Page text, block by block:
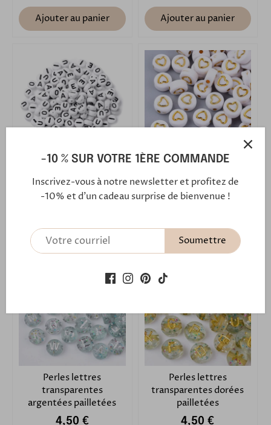
Ajouter au panier Ajouter au panier
blanc
4,50 €
Ajouter au panier
dorées
4,50 €
Ajouter au panier
Perles lettres
transparentes
argentées pailletées
4,50 €
Perles lettres
transparentes dorées
pailletées
4,50 €
-10 % SUR VOTRE 1ÈRE COMMANDE
Inscrivez-vous à notre newsletter et profitez de
-10% et d'un cadeau surprise de bienvenue !
Soumettre